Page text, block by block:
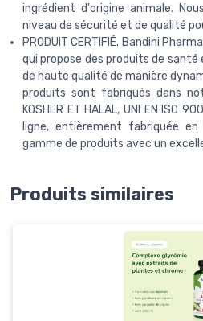
ingrédient d'origine animale.
niveau de sécurité et de qualité
PRODUIT CERTIFIÉ. Bandini
qui propose des produits de
de haute qualité de manière
produits sont fabriqués dans
KOSHER ET HALAL, UNI EN ISO
ligne, entièrement fabriquée
gamme de produits avec un
Produits similaires